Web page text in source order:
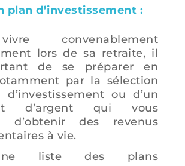
plan d’investissement :
convenablement
lors de sa retraite, il
de se préparer en
par la sélection
d’investissement ou d’un
d’argent qui vous
d’obtenir des revenus
à vie.
liste des plans